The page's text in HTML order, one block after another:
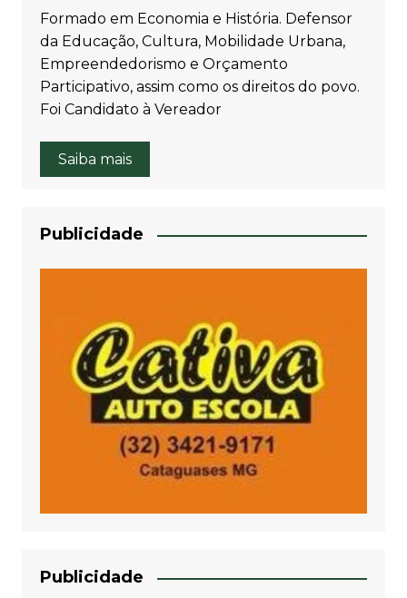
Formado em Economia e História. Defensor
da Educação, Cultura, Mobilidade Urbana,
Empreendedorismo e Orçamento
Participativo, assim como os direitos do povo.
Foi Candidato à Vereador
Saiba mais
Publicidade
Publicidade